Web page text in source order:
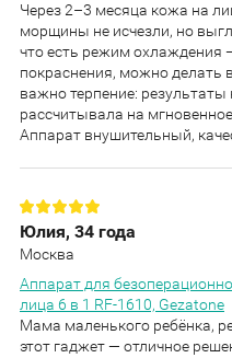
Через 2–3 месяца кожа на
морщины не исчезли, но
что есть режим охлаждения
покраснения, можно делать
важно терпение:
рассчитывала на
Аппарат внушительный,
Юлия, 34 года
Москва
Аппарат для
лица 6 в 1 RF-1610, Gezatone
Мама маленького ребёнка,
этот гаджет — отличное